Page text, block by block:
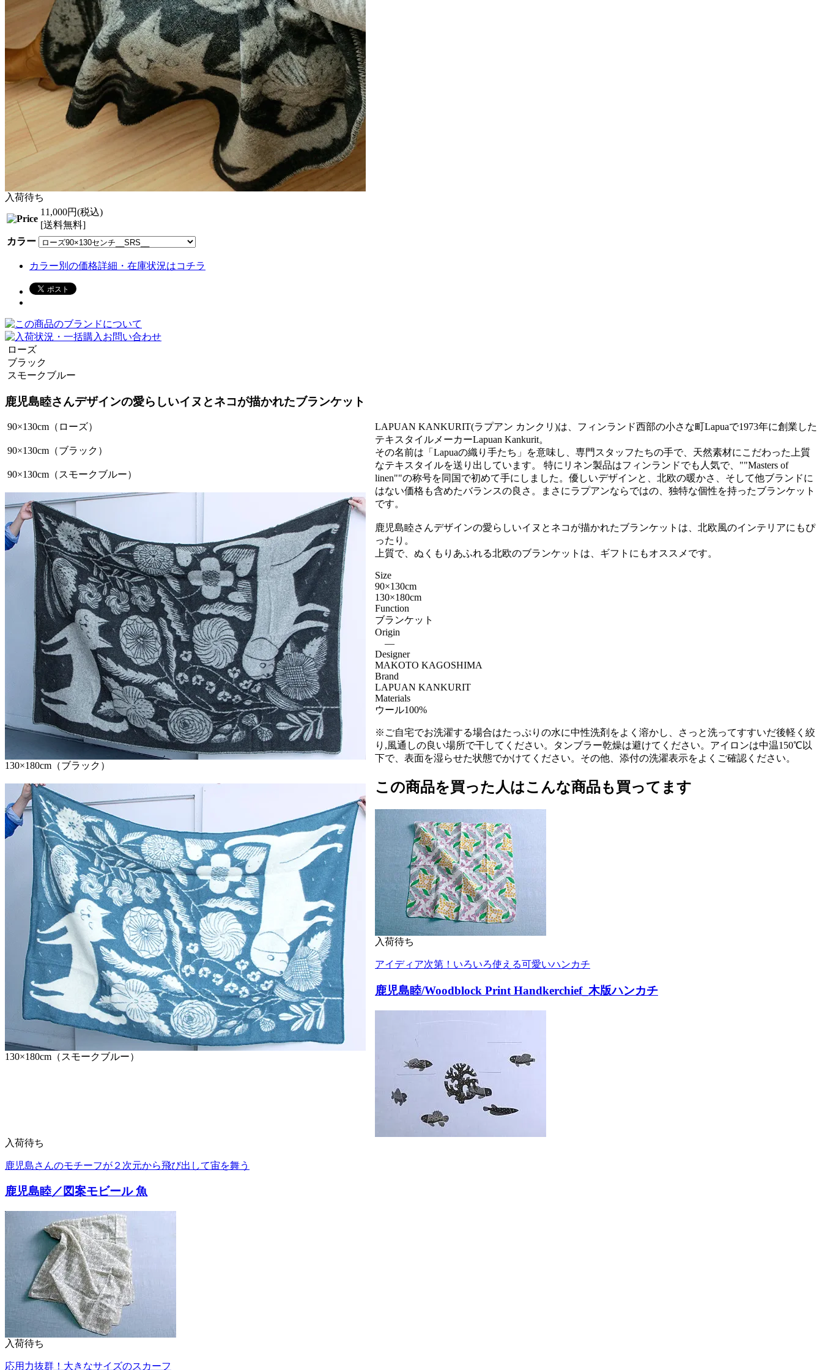
入荷待ち
11,000円(税込)
[送料無料]
カラー
カラー別の価格詳細・在庫状況はコチラ
ローズ
ブラック
スモークブルー
鹿児島睦さんデザインの愛らしいイヌとネコが描かれたブランケット
90×130cm（ローズ）
90×130cm（ブラック）
90×130cm（スモークブルー）
130×180cm（ブラック）
130×180cm（スモークブルー）
LAPUAN KANKURIT(ラプアン カンクリ)は、フィンランド西部の小さな町Lapuaで1973年に創業した
テキスタイルメーカーLapuan Kankurit。
その名前は「Lapuaの織り手たち」を意味し、専門スタッフたちの手で、天然素材にこだわった上質
なテキスタイルを送り出しています。 特にリネン製品はフィンランドでも人気で、""Masters of
linen""の称号を同国で初めて手にしました。優しいデザインと、北欧の暖かさ、そして他ブランドに
はない価格も含めたバランスの良さ。まさにラプアンならではの、独特な個性を持ったブランケット
です。
鹿児島睦さんデザインの愛らしいイヌとネコが描かれたブランケットは、北欧風のインテリアにもぴ
ったり。
上質で、ぬくもりあふれる北欧のブランケットは、ギフトにもオススメです。
Size
90×130cm
130×180cm
Function
ブランケット
Origin
―
Designer
MAKOTO KAGOSHIMA
Brand
LAPUAN KANKURIT
Materials
ウール100%
※ご自宅でお洗濯する場合はたっぷりの水に中性洗剤をよく溶かし、さっと洗ってすすいだ後軽く絞
り,風通しの良い場所で干してください。タンブラー乾燥は避けてください。アイロンは中温150℃以
下で、表面を湿らせた状態でかけてください。その他、添付の洗濯表示をよくご確認ください。
この商品を買った人はこんな商品も買ってます
入荷待ち
アイディア次第！いろいろ使える可愛いハンカチ
鹿児島睦/Woodblock Print Handkerchief_木版ハンカチ
入荷待ち
鹿児島さんのモチーフが２次元から飛び出して宙を舞う
鹿児島睦／図案モビール 魚
入荷待ち
応用力抜群！大きなサイズのスカーフ